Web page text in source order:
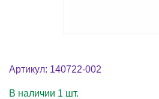
Артикул: 140722-002
В наличии 1 шт.